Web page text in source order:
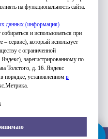
на функциональность сайта.
данных (информация)
и использоваться при
сервис), который использует
с ограниченной
зарегистрированному по
Толстого, д. 16. Яндекс
порядке, установленном в